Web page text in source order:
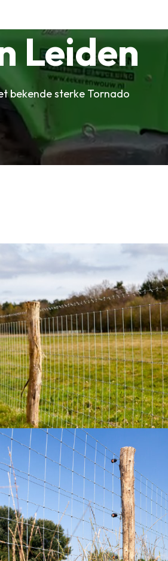
Leiden
bekende sterke Tornado